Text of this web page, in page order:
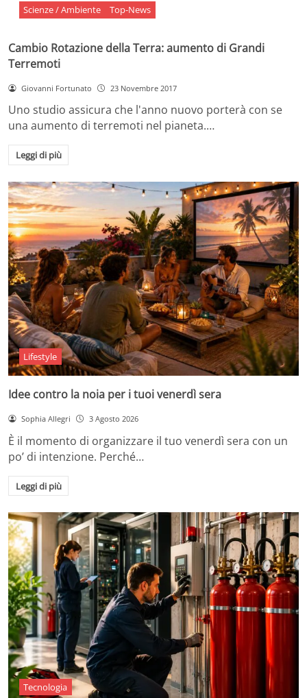
Scienze / Ambiente Top-News
Cambio Rotazione della Terra: aumento di Grandi
Terremoti
Giovanni Fortunato 23 Novembre 2017
Uno studio assicura che l'anno nuovo porterà con se
una aumento di terremoti nel pianeta.…
Leggi di più
Lifestyle
Idee contro la noia per i tuoi venerdì sera
Sophia Allegri 3 Agosto 2026
È il momento di organizzare il tuo venerdì sera con un
po’ di intenzione. Perché…
Leggi di più
Tecnologia